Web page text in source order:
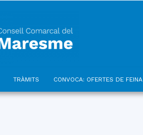
TRÀMITS CONVOCA: OFERTES DE FEINA